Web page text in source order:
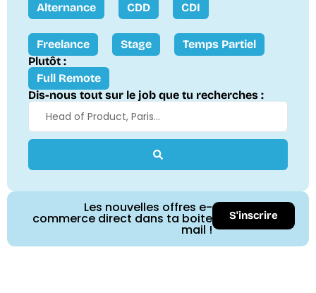
Alternance
CDD CDI
Freelance Stage
Temps Partiel
Plutôt :
Full Remote
Dis-nous tout sur le job que tu recherches :
Les nouvelles offres e-
commerce direct dans ta boite
mail !
S'inscrire